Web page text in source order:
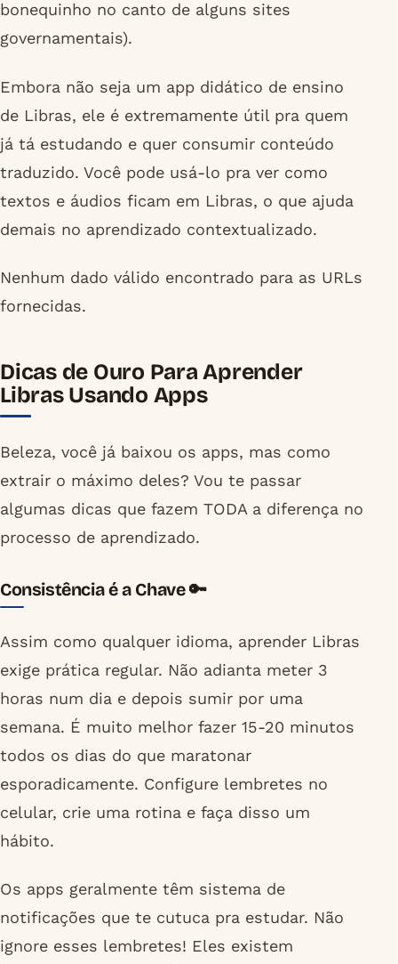
bonequinho no canto de alguns sites
governamentais).
Embora não seja um app didático de ensino
de Libras, ele é extremamente útil pra quem
já tá estudando e quer consumir conteúdo
traduzido. Você pode usá-lo pra ver como
textos e áudios ficam em Libras, o que ajuda
demais no aprendizado contextualizado.
Nenhum dado válido encontrado para as URLs
fornecidas.
Dicas de Ouro Para Aprender
Libras Usando Apps
Beleza, você já baixou os apps, mas como
extrair o máximo deles? Vou te passar
algumas dicas que fazem TODA a diferença no
processo de aprendizado.
Consistência é a Chave 🔑
Assim como qualquer idioma, aprender Libras
exige prática regular. Não adianta meter 3
horas num dia e depois sumir por uma
semana. É muito melhor fazer 15-20 minutos
todos os dias do que maratonar
esporadicamente. Configure lembretes no
celular, crie uma rotina e faça disso um
hábito.
Os apps geralmente têm sistema de
notificações que te cutuca pra estudar. Não
ignore esses lembretes! Eles existem